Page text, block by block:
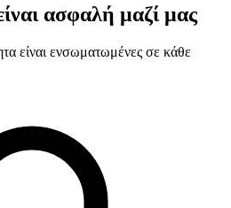
ασφαλή μαζί μας
είναι ενσωματωμένες σε κάθε